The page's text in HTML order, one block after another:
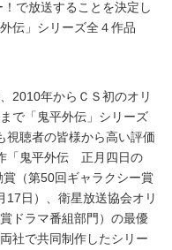
で放送することを決定し
伝」シリーズ全４作品
2010年からＣＳ初のオリ
で「鬼平外伝」シリーズ
視聴者の皆様から高い評価
「鬼平外伝 正月四日の
（第50回ギャラクシー賞
17日）、衛星放送協会オリ
ドラマ番組部門）の最優
社で共同制作したシリー